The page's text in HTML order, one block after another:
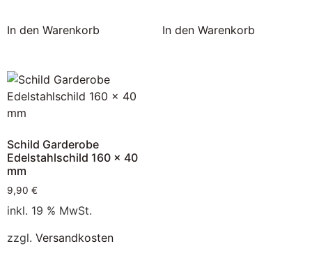
In den Warenkorb In den Warenkorb
Schild Garderobe
Edelstahlschild 160 x 40
mm
9,90 €
inkl. 19 % MwSt.
zzgl. Versandkosten